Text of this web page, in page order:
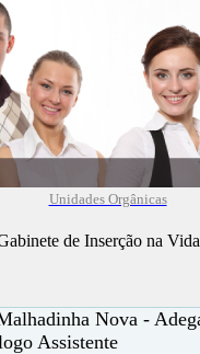
Unidades Orgânicas
de Inserção na
Nova -
Assistente